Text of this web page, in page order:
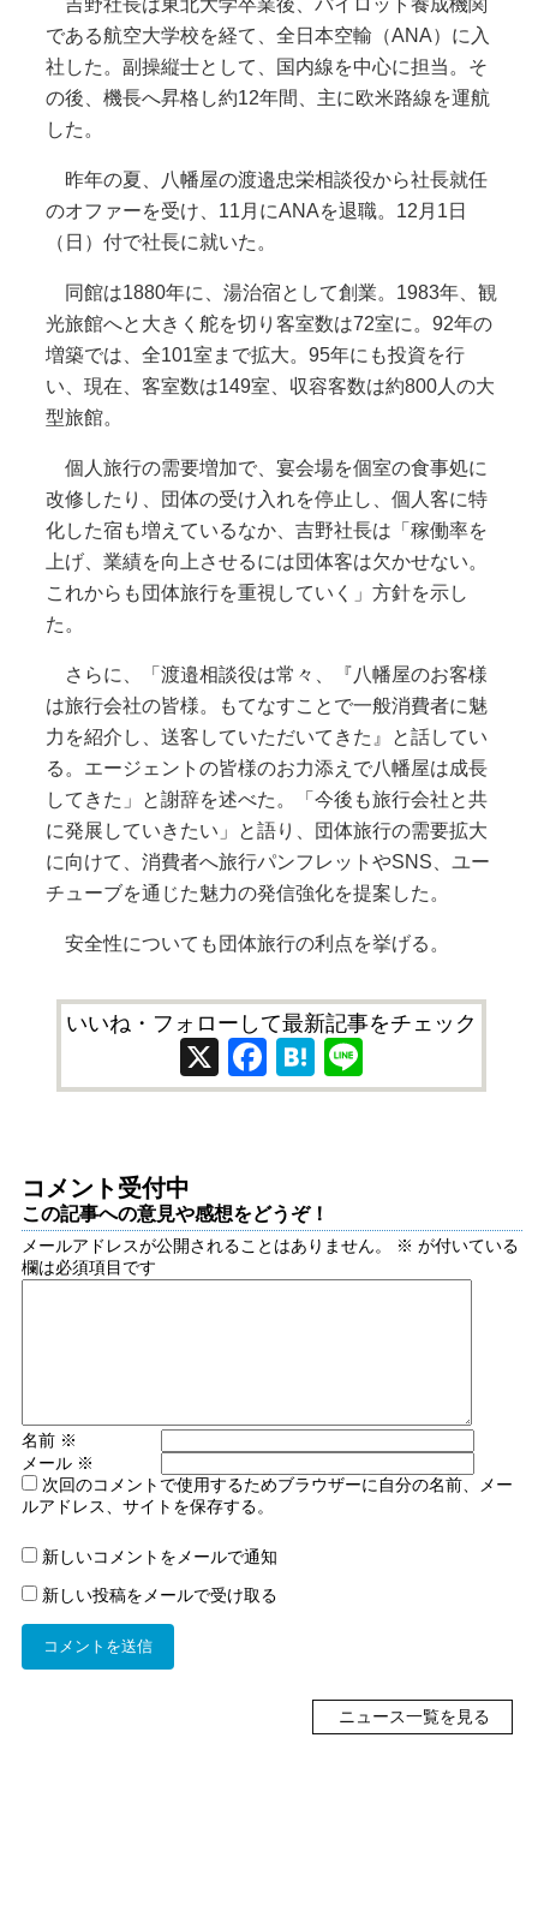
吉野社長は東北大学卒業後、パイロット養成機関
である航空大学校を経て、全日本空輸（ANA）に入
社した。副操縦士として、国内線を中心に担当。そ
の後、機長へ昇格し約12年間、主に欧米路線を運航
した。
昨年の夏、八幡屋の渡邉忠栄相談役から社長就任
のオファーを受け、11月にANAを退職。12月1日
（日）付で社長に就いた。
同館は1880年に、湯治宿として創業。1983年、観
光旅館へと大きく舵を切り客室数は72室に。92年の
増築では、全101室まで拡大。95年にも投資を行
い、現在、客室数は149室、収容客数は約800人の大
型旅館。
個人旅行の需要増加で、宴会場を個室の食事処に
改修したり、団体の受け入れを停止し、個人客に特
化した宿も増えているなか、吉野社長は「稼働率を
上げ、業績を向上させるには団体客は欠かせない。
これからも団体旅行を重視していく」方針を示し
た。
さらに、「渡邉相談役は常々、『八幡屋のお客様
は旅行会社の皆様。もてなすことで一般消費者に魅
力を紹介し、送客していただいてきた』と話してい
る。エージェントの皆様のお力添えで八幡屋は成長
してきた」と謝辞を述べた。「今後も旅行会社と共
に発展していきたい」と語り、団体旅行の需要拡大
に向けて、消費者へ旅行パンフレットやSNS、ユー
チューブを通じた魅力の発信強化を提案した。
安全性についても団体旅行の利点を挙げる。
いいね・フォローして最新記事をチェック
X Facebook
Hatena
コメント受付中
この記事への意見や感想をどうぞ！
メールアドレスが公開されることはありません。 ※ が付いている
欄は必須項目です
名前 ※
メール ※
次回のコメントで使用するためブラウザーに自分の名前、メー
ルアドレス、サイトを保存する。
新しいコメントをメールで通知
新しい投稿をメールで受け取る
ニュース一覧を見る